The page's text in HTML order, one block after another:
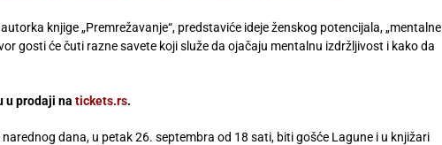
knjige „Premrežavanje“, predstaviće ideje ženskog potencijala, „mentalne
gosti će čuti razne savete koji služe da ojačaju mentalnu izdržljivost i kako da
u prodaji na tickets.rs.
dana, u petak 26. septembra od 18 sati, biti gošće Lagune i u knjižari